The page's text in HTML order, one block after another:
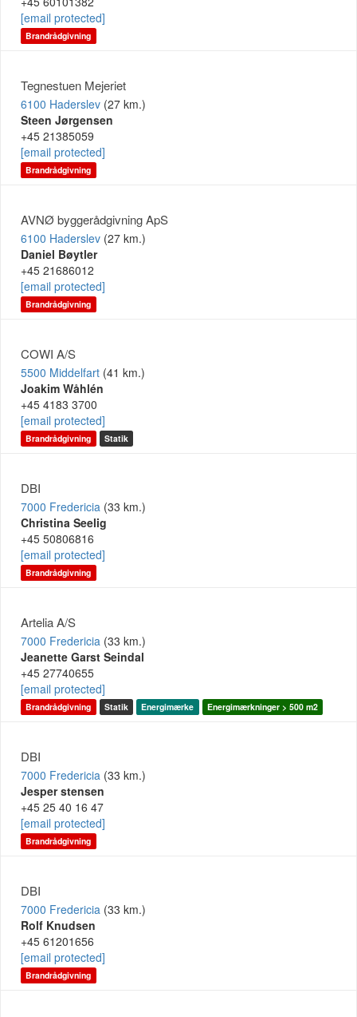
[email protected]
Brandrådgivning
Tegnestuen Mejeriet
6100 Haderslev (27 km.)
Steen Jørgensen
+45 21385059
[email protected]
Brandrådgivning
AVNØ byggerådgivning ApS
6100 Haderslev (27 km.)
Daniel Bøytler
+45 21686012
[email protected]
Brandrådgivning
COWI A/S
5500 Middelfart (41 km.)
Joakim Wåhlén
+45 4183 3700
[email protected]
Brandrådgivning Statik
DBI
7000 Fredericia (33 km.)
Christina Seelig
+45 50806816
[email protected]
Brandrådgivning
Artelia A/S
7000 Fredericia (33 km.)
Jeanette Garst Seindal
+45 27740655
[email protected]
Brandrådgivning Statik Energimærke Energimærkninger > 500 m2
DBI
7000 Fredericia (33 km.)
Jesper stensen
+45 25 40 16 47
[email protected]
Brandrådgivning
DBI
7000 Fredericia (33 km.)
Rolf Knudsen
+45 61201656
[email protected]
Brandrådgivning